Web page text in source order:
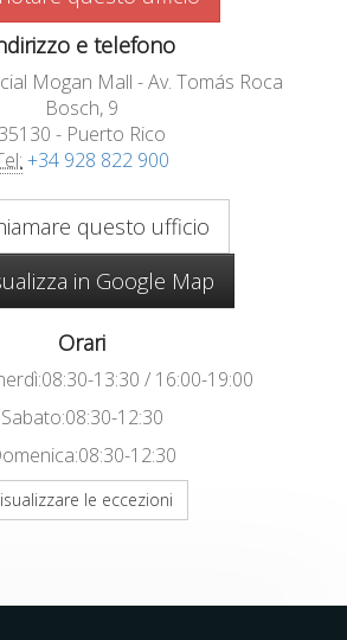
e telefono
Mogan Mall - Av. Tomás Roca
Bosch, 9
35130 - Puerto Rico
+34 928 822 900
questo ufficio
in Google Map
Orari
13:30 / 16:00-19:00
Sabato:08:30-12:30
12:30
le eccezioni